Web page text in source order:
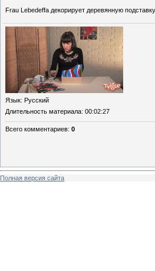
Frau Lebedeffa декорирует деревянную
Язык: Русский
Длительность материала: 00:02:27
Всего комментариев: 0
Полная версия сайта